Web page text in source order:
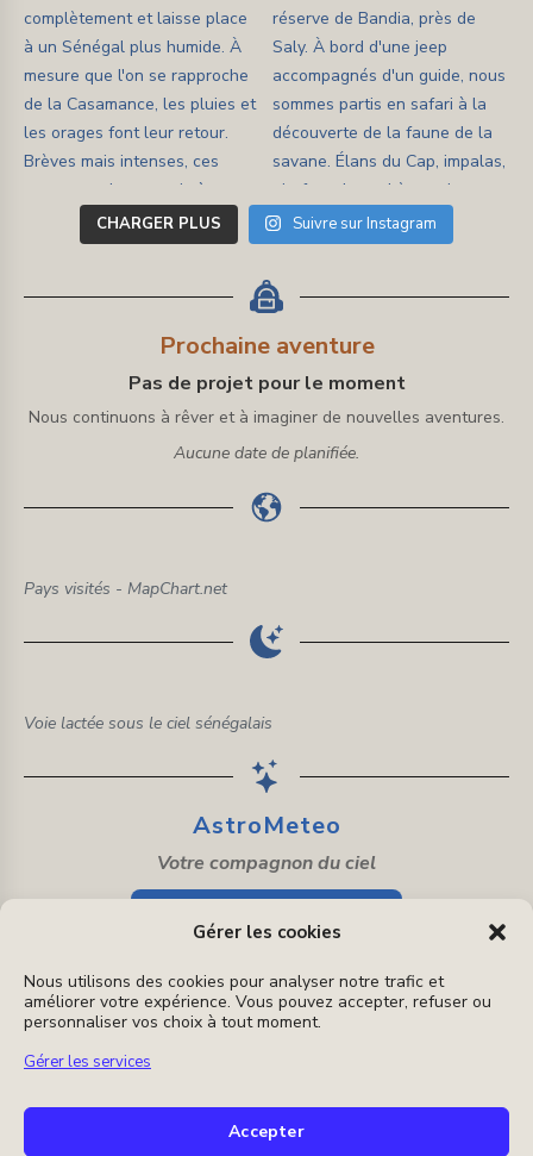
Gérer les cookies
Nous utilisons des cookies pour analyser notre trafic et
améliorer votre expérience. Vous pouvez accepter, refuser ou
personnaliser vos choix à tout moment.
Gérer les services
Accepter
CHARGER PLUS Suivre sur Instagram
Prochaine aventure
Pas de projet pour le moment
Nous continuons à rêver et à imaginer de nouvelles aventures.
Aucune date de planifiée.
Pays visités - MapChart.net
Voie lactée sous le ciel sénégalais
AstroMeteo
Votre compagnon du ciel
Découvrir AstroMeteo
Application d'astronomie 100 % gratuite
Instagram
E-